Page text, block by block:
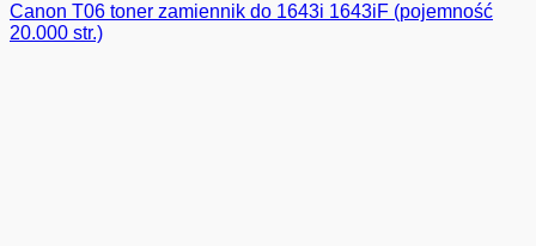
Canon T06 toner zamiennik do 1643i 1643iF (pojemność
20.000 str.)